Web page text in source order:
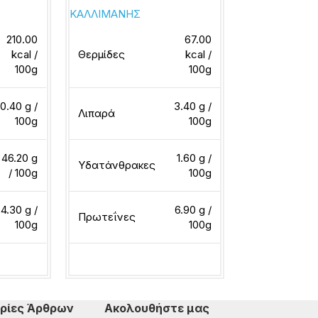
210.00
kcal /
100g
0.40 g /
100g
46.20 g
/ 100g
4.30 g /
100g
ΚΑΛΛΙΜΑΝΗΣ
Θερμίδες
67.00
kcal /
100g
Λιπαρά
3.40 g /
100g
Υδατάνθρακες
1.60 g /
100g
Πρωτεΐνες
6.90 g /
100g
Άρθρων Ακολουθήστε μας